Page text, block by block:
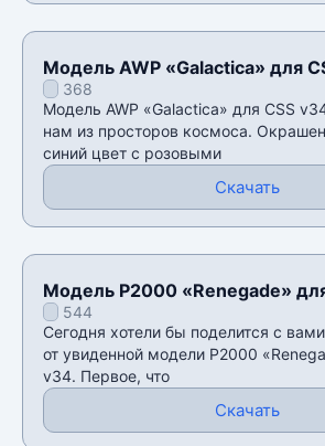
Модель AWP «Galactica» для
368
Модель AWP «Galactica» для CSS
нам из просторов космоса.
синий цвет с розовыми
Скачать
Модель P2000 «Renegade»
544
Сегодня хотели бы поделится с
от увиденной модели P2000
v34. Первое, что
Скачать